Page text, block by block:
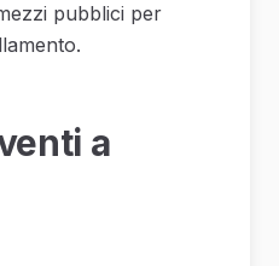
pubblici per
a